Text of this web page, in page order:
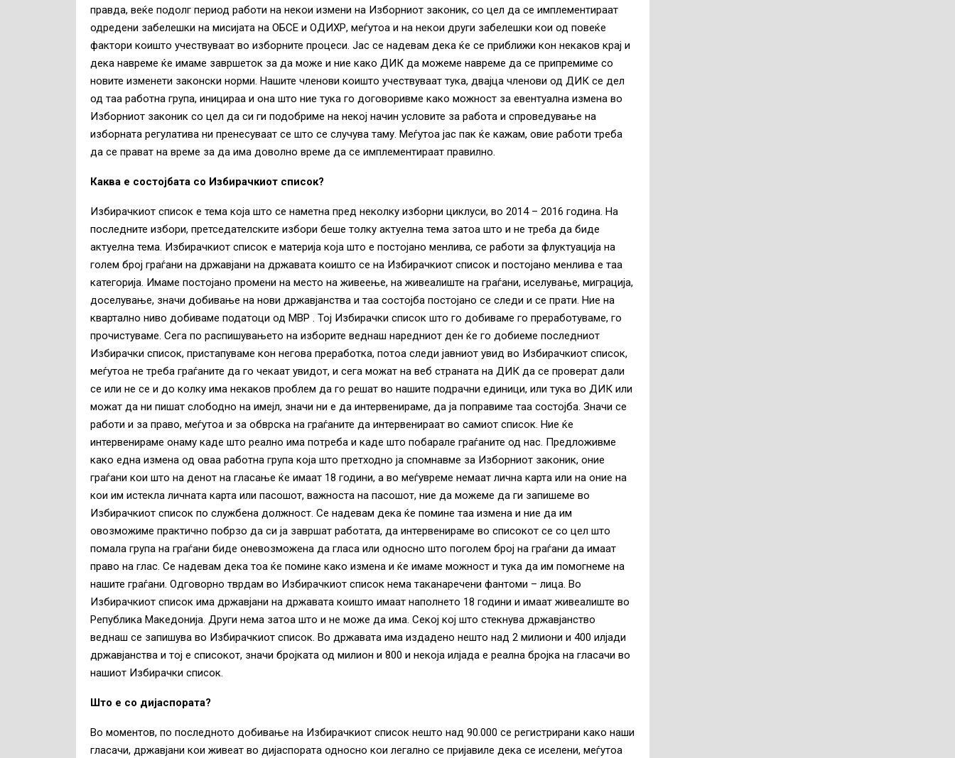
правда, веќе подолг период работи на некои измени на Изборниот законик, со цел да се имплементираат
одредени забелешки на мисијата на ОБСЕ и ОДИХР, меѓутоа и на некои други забелешки кои од повеќе
фактори коишто учествуваат во изборните процеси. Јас се надевам дека ќе се приближи кон некаков крај и
дека навреме ќе имаме завршеток за да може и ние како ДИК да можеме навреме да се припремиме со
новите изменети законски норми. Нашите членови коишто учествуваат тука, двајца членови од ДИК се дел
од таа работна група, иницираа и она што ние тука го договоривме како можност за евентуална измена во
Изборниот законик со цел да си ги подобриме на некој начин условите за работа и спроведување на
изборната регулатива ни пренесуваат се што се случува таму. Меѓутоа јас пак ќе кажам, овие работи треба
да се прават на време за да има доволно време да се имплементираат правилно.
Каква е состојбата со Избирачкиот список?
Избирачкиот список е тема која што се наметна пред неколку изборни циклуси, во 2014 – 2016 година. На
последните избори, претседателските избори беше толку актуелна тема затоа што и не треба да биде
актуелна тема. Избирачкиот список е материја која што е постојано менлива, се работи за флуктуација на
голем број граѓани на државјани на државата коишто се на Избирачкиот список и постојано менлива е таа
категорија. Имаме постојано промени на место на живеење, на живеалиште на граѓани, иселување, миграција,
доселување, значи добивање на нови државјанства и таа состојба постојано се следи и се прати. Ние на
квартално ниво добиваме податоци од МВР . Тој Избирачки список што го добиваме го преработуваме, го
прочистуваме. Сега по распишувањето на изборите веднаш наредниот ден ќе го добиеме последниот
Избирачки список, пристапуваме кон негова преработка, потоа следи јавниот увид во Избирачкиот список,
меѓутоа не треба граѓаните да го чекаат увидот, и сега можат на веб страната на ДИК да се проверат дали
се или не се и до колку има некаков проблем да го решат во нашите подрачни единици, или тука во ДИК или
можат да ни пишат слободно на имејл, значи ни е да интервенираме, да ја поправиме таа состојба. Значи се
работи и за право, меѓутоа и за обврска на граѓаните да интервенираат во самиот список. Ние ќе
интервенираме онаму каде што реално има потреба и каде што побарале граѓаните од нас. Предложивме
како една измена од оваа работна група која што претходно ја спомнавме за Изборниот законик, оние
граѓани кои што на денот на гласање ќе имаат 18 години, а во меѓувреме немаат лична карта или на оние на
кои им истекла личната карта или пасошот, важноста на пасошот, ние да можеме да ги запишеме во
Избирачкиот список по службена должност. Се надевам дека ќе помине таа измена и ние да им
овозможиме практично побрзо да си ја завршат работата, да интервенираме во списокот се со цел што
помала група на граѓани биде оневозможена да гласа или односно што поголем број на граѓани да имаат
право на глас. Се надевам дека тоа ќе помине како измена и ќе имаме можност и тука да им помогнеме на
нашите граѓани. Одговорно тврдам во Избирачкиот список нема таканаречени фантоми – лица. Во
Избирачкиот список има државјани на државата коишто имаат наполнето 18 години и имаат живеалиште во
Република Македонија. Други нема затоа што и не може да има. Секој кој што стекнува државјанство
веднаш се запишува во Избирачкиот список. Во државата има издадено нешто над 2 милиони и 400 илјади
државјанства и тој е списокот, значи бројката од милион и 800 и некоја илјада е реална бројка на гласачи во
нашиот Избирачки список.
Што е со дијаспората?
Во моментов, по последното добивање на Избирачкиот список нешто над 90.000 се регистрирани како наши
гласачи, државјани кои живеат во дијаспората односно кои легално се пријавиле дека се иселени, меѓутоа